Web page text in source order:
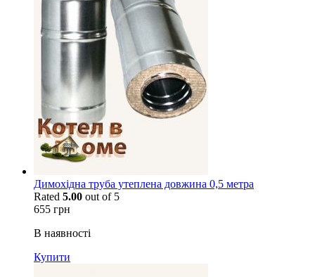
Димохідна труба утеплена довжина 0,5 метра
Rated 5.00 out of 5
655 грн
В наявності
Купити